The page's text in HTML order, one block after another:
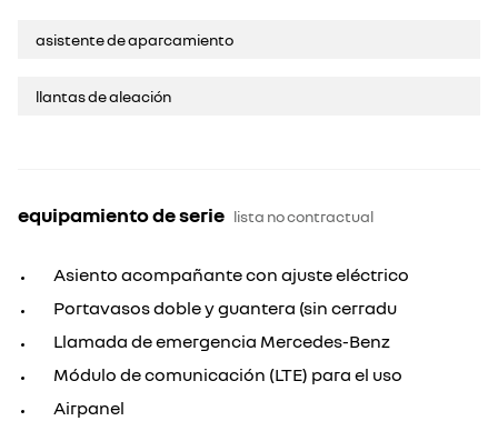
asistente de aparcamiento
llantas de aleación
equipamiento de serie lista no contractual
Asiento acompañante con ajuste eléctrico
Portavasos doble y guantera (sin cerradu
Llamada de emergencia Mercedes-Benz
Módulo de comunicación (LTE) para el uso
Airpanel